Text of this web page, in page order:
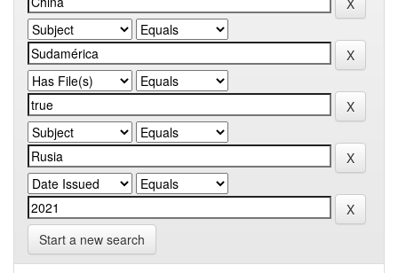
Start a new search